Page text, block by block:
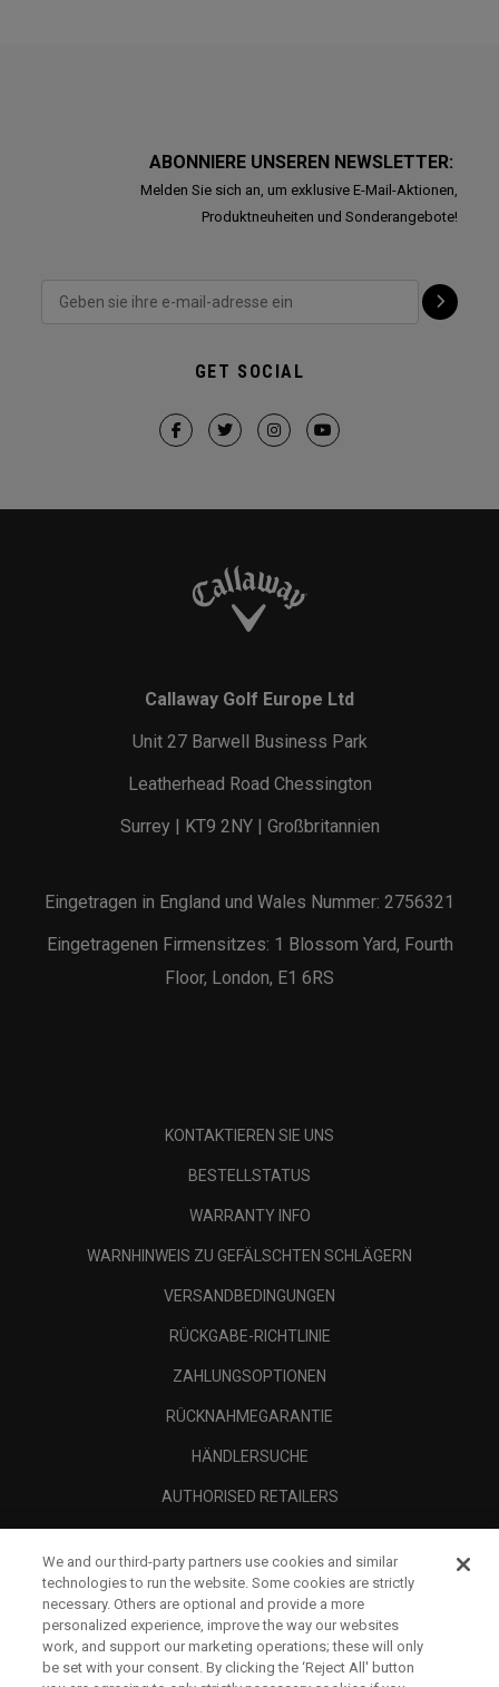
ABONNIERE UNSEREN NEWSLETTER:
Melden Sie sich an, um exklusive E-Mail-Aktionen,
Produktneuheiten und Sonderangebote!
GET SOCIAL
Callaway Golf Europe Ltd
Unit 27 Barwell Business Park
Leatherhead Road Chessington
Surrey | KT9 2NY | Großbritannien
Eingetragen in England und Wales Nummer: 2756321
Eingetragenen Firmensitzes: 1 Blossom Yard, Fourth
Floor, London, E1 6RS
KONTAKTIEREN SIE UNS
BESTELLSTATUS
WARRANTY INFO
WARNHINWEIS ZU GEFÄLSCHTEN SCHLÄGERN
VERSANDBEDINGUNGEN
RÜCKGABE-RICHTLINIE
ZAHLUNGSOPTIONEN
RÜCKNAHMEGARANTIE
HÄNDLERSUCHE
AUTHORISED RETAILERS
UNTERNEHMENSPROFIL
RECHTLICHES-
We and our third-party partners use cookies and similar
technologies to run the website. Some cookies are strictly
necessary. Others are optional and provide a more
personalized experience, improve the way our websites
work, and support our marketing operations; these will only
be set with your consent. By clicking the ‘Reject All' button